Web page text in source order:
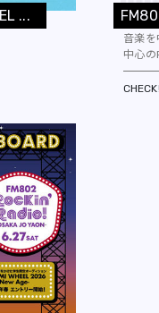
EL ...
CHECK!
FM80
音楽
中心